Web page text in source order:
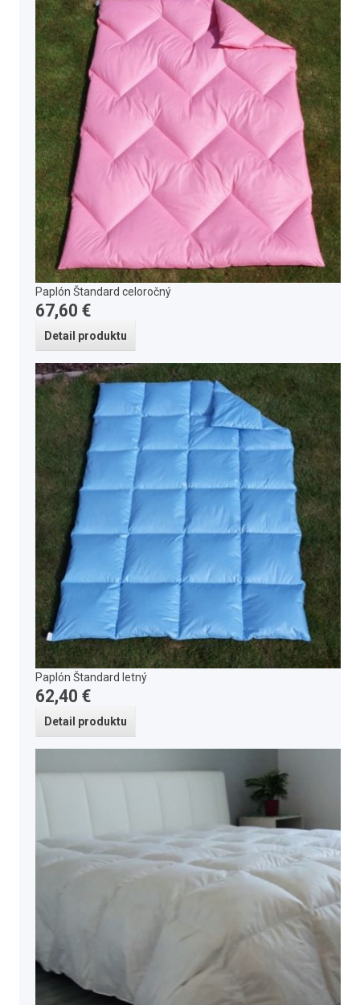
Paplón Štandard celoročný
67,60 €
Detail produktu
Paplón Štandard letný
62,40 €
Detail produktu